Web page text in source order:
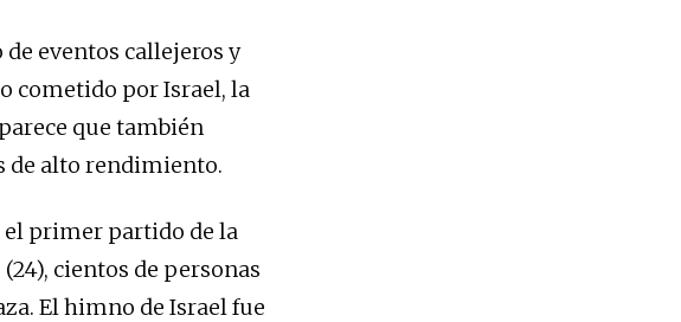
eventos callejeros y
cometido por Israel, la
que también
de alto rendimiento.
el primer partido de la
cientos de personas
El himno de Israel fue